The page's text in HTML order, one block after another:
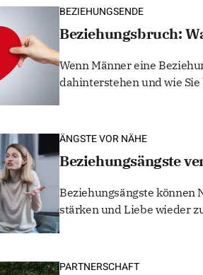
BEZIEHUNGSENDE
Beziehungsbruch:
Wenn Männer eine
dahinterstehen und wie
ÄNGSTE VOR NÄHE
Beziehungsängste
Beziehungsängste können
stärken und Liebe wieder
PARTNERSCHAFT